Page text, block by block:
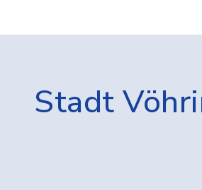
Stadt